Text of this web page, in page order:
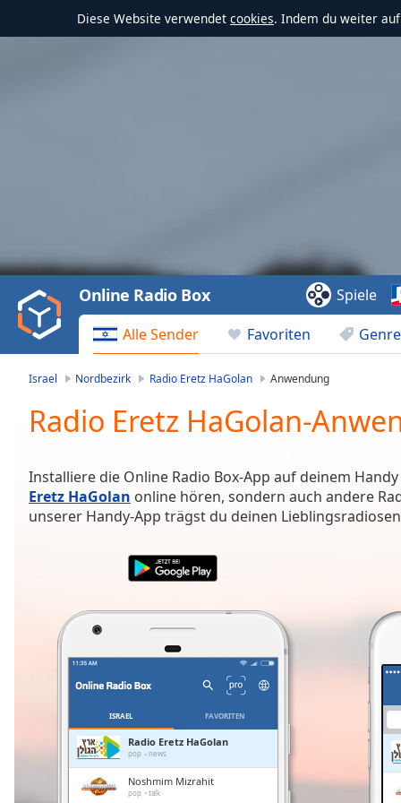
Diese Website verwendet cookies. Indem du weiter
Play
Video
Play
Backward
Skip
Current
Time0:00
Duration-:-
Loaded:
0.00%
Remaining
Alle Sender Favoriten
Online Radio Box Spiele
Israel Nordbezirk Radio Eretz HaGolan Anwendung
Radio Eretz HaGolan-
Installiere die Online Radio Box-App auf deinem
Eretz HaGolan online hören, sondern auch andere
unserer Handy-App trägst du deinen
ISRAEL FAVORITEN
Radio Eretz HaGolan
pop news
Noshmim Mizrahit
pop talk